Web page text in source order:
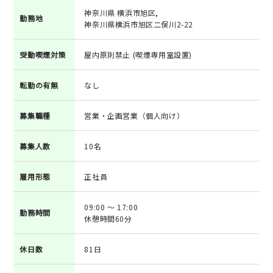
勤務地
神奈川県 横浜市旭区,
神奈川県横浜市旭区二俣川2-22
受動喫煙対策 屋内原則禁止 (喫煙専用室設置)
転勤の有無 なし
募集職種 営業・企画営業（個人向け）
募集人数 10名
雇用形態 正社員
勤務時間
09:00 ～ 17:00
休憩時間60分
休日数 81日